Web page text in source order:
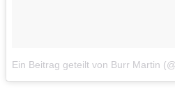
Ein Beitrag geteilt von Burr Martin